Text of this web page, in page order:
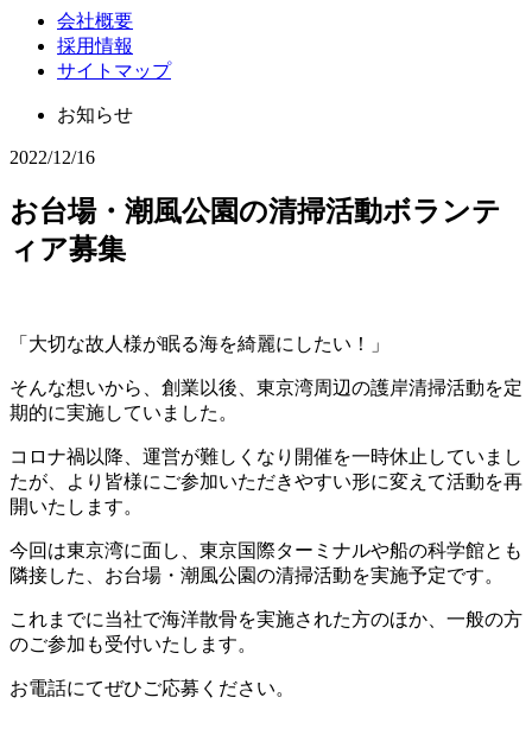
会社概要
採用情報
サイトマップ
お知らせ
2022/12/16
お台場・潮風公園の清掃活動ボランテ
ィア募集
「大切な故人様が眠る海を綺麗にしたい！」
そんな想いから、創業以後、東京湾周辺の護岸清掃活動を定
期的に実施していました。
コロナ禍以降、運営が難しくなり開催を一時休止していまし
たが、より皆様にご参加いただきやすい形に変えて活動を再
開いたします。
今回は東京湾に面し、東京国際ターミナルや船の科学館とも
隣接した、お台場・潮風公園の清掃活動を実施予定です。
これまでに当社で海洋散骨を実施された方のほか、一般の方
のご参加も受付いたします。
お電話にてぜひご応募ください。